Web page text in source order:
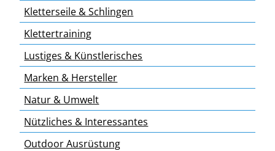
Kletterseile & Schlingen
Klettertraining
Lustiges & Künstlerisches
Marken & Hersteller
Natur & Umwelt
Nützliches & Interessantes
Outdoor Ausrüstung